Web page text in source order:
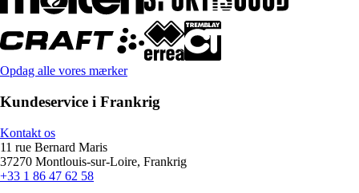
Opdag alle vores mærker
Kundeservice i Frankrig
Kontakt os
11 rue Bernard Maris
37270 Montlouis-sur-Loire, Frankrig
+33 1 86 47 62 58